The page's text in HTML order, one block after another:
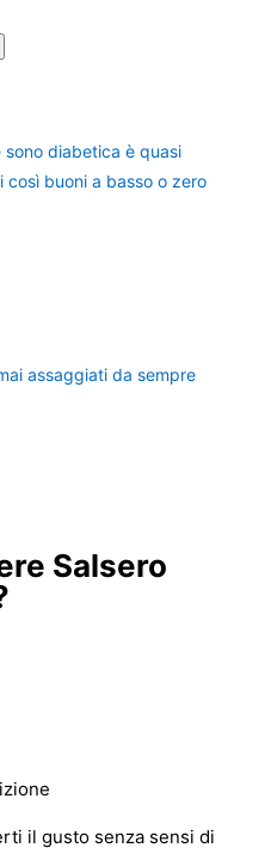
diabetica è quasi
buoni a basso o zero
assaggiati da sempre
Salsero
il gusto senza sensi di